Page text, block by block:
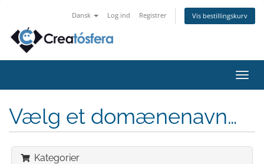
Dansk Log ind Registrer Vis bestillingskurv
Skift
Vælg et domænenavn…
Kategorier